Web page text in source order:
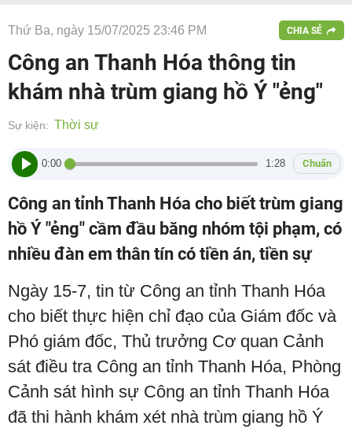
Thứ Ba, ngày 15/07/2025 23:46 PM CHIA SẺ
Công an Thanh Hóa thông tin
khám nhà trùm giang hồ Ý "ẻng"
Sự kiện: Thời sự
0:00 1:28 Chuẩn
Công an tỉnh Thanh Hóa cho biết trùm giang
hồ Ý "ẻng" cầm đầu băng nhóm tội phạm, có
nhiều đàn em thân tín có tiền án, tiền sự
Ngày 15-7, tin từ Công an tỉnh Thanh Hóa
cho biết thực hiện chỉ đạo của Giám đốc và
Phó giám đốc, Thủ trưởng Cơ quan Cảnh
sát điều tra Công an tỉnh Thanh Hóa, Phòng
Cảnh sát hình sự Công an tỉnh Thanh Hóa
đã thi hành khám xét nhà trùm giang hồ Ý